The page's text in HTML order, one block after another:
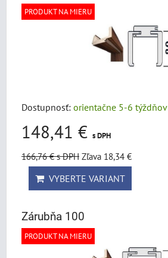
PRODUKT NA MIERU
Dostupnosť: orientačne 5-6 týždňov
148,41 € s DPH
166,76 €s DPH Zľava 18,34 €
VYBERTE VARIANT
Zárubňa 100
PRODUKT NA MIERU